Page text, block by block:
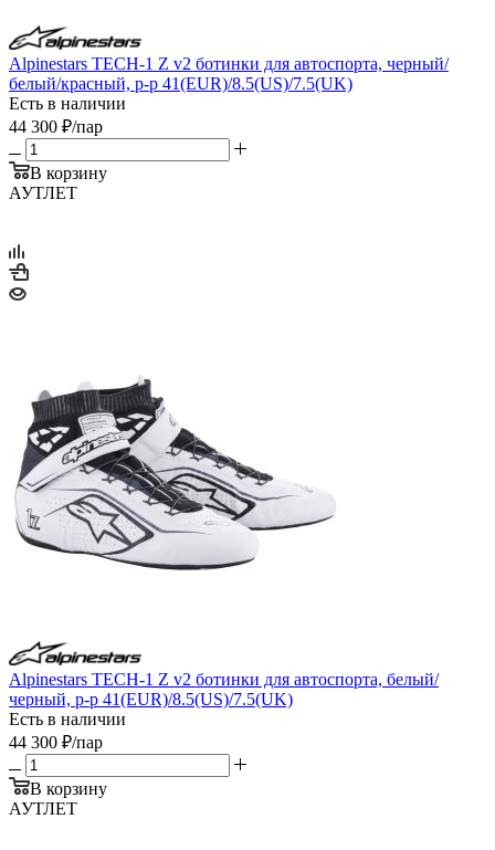
Alpinestars TECH-1 Z v2 ботинки для автоспорта, черный/
белый/красный, р-р 41(EUR)/8.5(US)/7.5(UK)
Есть в наличии
44 300 ₽/пар
В корзину
АУТЛЕТ
Alpinestars TECH-1 Z v2 ботинки для автоспорта, белый/
черный, р-р 41(EUR)/8.5(US)/7.5(UK)
Есть в наличии
44 300 ₽/пар
В корзину
АУТЛЕТ